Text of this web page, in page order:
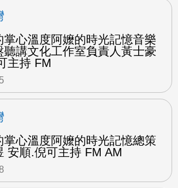
掌心溫度阿嬤的時光記憶音樂
聽講文化工作室負責人黃士豪
主持 FM
掌心溫度阿嬤的時光記憶總策
安順.倪可主持 FM AM